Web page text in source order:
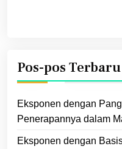
Pos-pos Terbaru
Eksponen dengan
Penerapannya dalam
Eksponen dengan